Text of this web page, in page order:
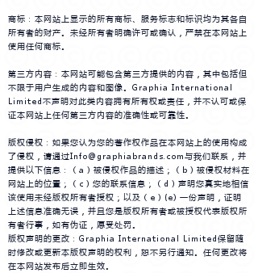
商标：本网站上显示的所有商标、服务标志和标识均为其各自
所有者的财产。未经所有者明确许可或确认，严禁在本网站上
使用任何商标。
第三方内容：本网站可能包含第三方提供的内容，其中包括但
不限于用户生成的内容和图像。Graphia International
Limited不声明对此类内容拥有所有权或责任，并不认可或保
证本网站上任何第三方内容的准确性或可靠性。
版权侵权：如果您认为您的著作权作品在本网站上的使用构成
了侵权，请通过Info@graphiabrands.com与我们联系，并
提供以下信息：（a）被侵权作品的描述；（b）被侵权材料在
网站上的位置；（c）您的联系信息；（d）声明您真实地相信
该使用未经版权所有者授权；以及（e）(e) 一份声明，证明
上述信息准确无误，并且您是版权所有者或被授权代表版权所
有者行事，如有伪证，愿受处罚。
版权声明的更改：Graphia International Limited保留随
时修改或更新本版权声明的权利，恕不另行通知。任何更改将
在本网站发布后立即生效。